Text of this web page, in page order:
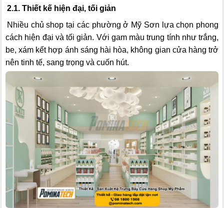
2.1. Thiết kế hiện đại, tối giản
Nhiều chủ shop tại các phường ở Mỹ Sơn lựa chọn phong
cách hiện đại và tối giản. Với gam màu trung tính như trắng,
be, xám kết hợp ánh sáng hài hòa, không gian cửa hàng trở
nên tinh tế, sang trọng và cuốn hút.